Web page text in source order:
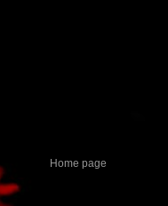
Home page